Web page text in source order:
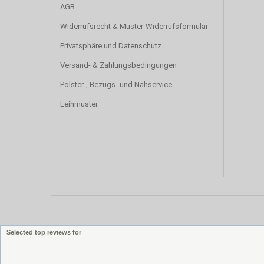
AGB
Widerrufsrecht & Muster-Widerrufsformular
Privatsphäre und Datenschutz
Versand- & Zahlungsbedingungen
Polster-, Bezugs- und Nähservice
Leihmuster
Selected top reviews for